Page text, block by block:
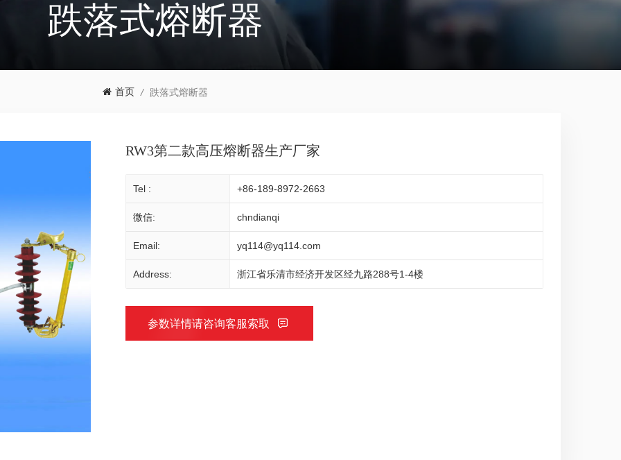
跌落式熔断器
首页 / 跌落式熔断器
RW3第二款高压熔断器生产厂家
Tel : +86-189-8972-2663
微信: chndianqi
Email: yq114@yq114.com
Address: 浙江省乐清市经济开发区经九路288号1-4楼
参数详情请咨询客服索取